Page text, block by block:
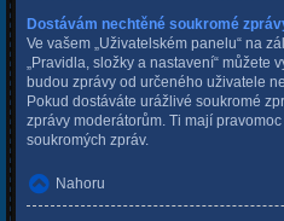
Dostávám nechtěné soukromé
Ve vašem „Uživatelském panelu“ na
„Pravidla, složky a nastavení“ můžete
budou zprávy od určeného uživatele
Pokud dostáváte urážlivé soukromé
zprávy moderátorům. Ti mají
soukromých zpráv.
Nahoru